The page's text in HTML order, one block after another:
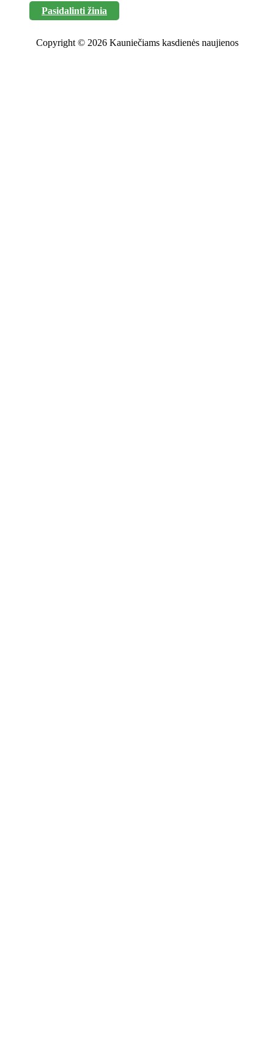
Pasidalinti žinia
Copyright © 2026 Kauniečiams kasdienės naujienos